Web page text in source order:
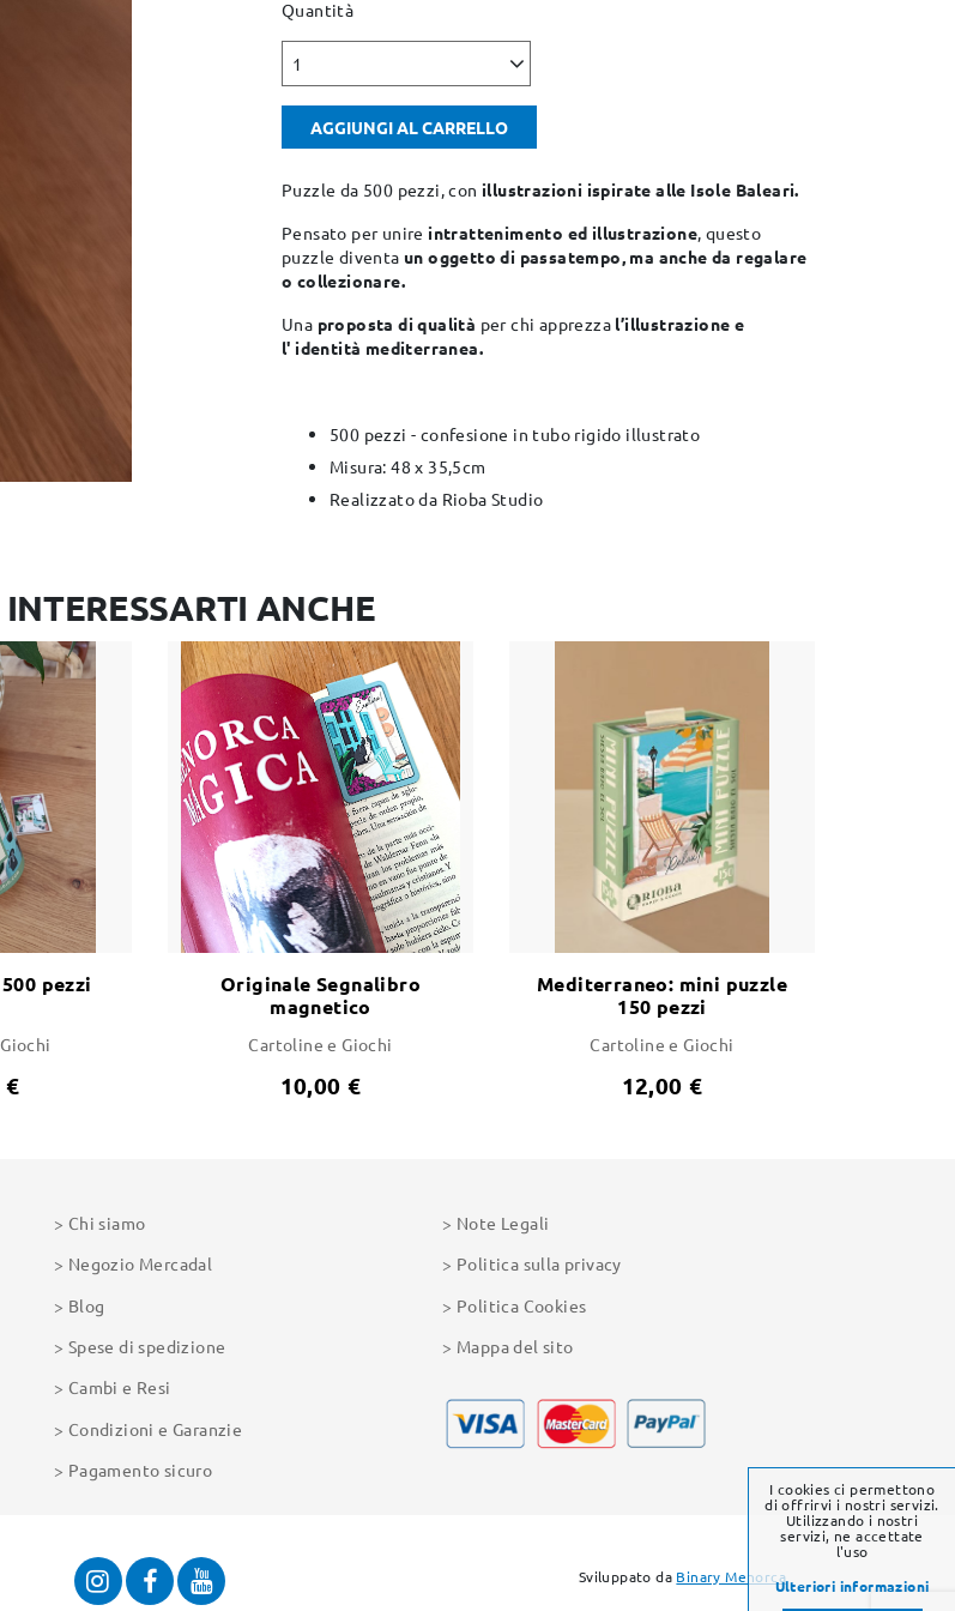
Quantità
1
AGGIUNGI AL CARRELLO
Puzzle da 500 pezzi, con illustrazioni ispirate alle Isole Baleari.
Pensato per unire intrattenimento ed illustrazione, questo
puzzle diventa un oggetto di passatempo, ma anche da regalare
o collezionare.
Una proposta di qualità per chi apprezza l’illustrazione e
l' identità mediterranea.
500 pezzi - confesione in tubo rigido illustrato
Misura: 48 x 35,5cm
Realizzato da Rioba Studio
ANCHE
pezzi
€
Originale Segnalibro
magnetico
Cartoline e Giochi
10,00 €
Mediterraneo: mini puzzle
150 pezzi
Cartoline e Giochi
12,00 €
Chi siamo
Negozio Mercadal
Blog
Spese di spedizione
Cambi e Resi
Condizioni e Garanzie
Pagamento sicuro
Note Legali
Politica sulla privacy
Politica Cookies
Mappa del sito
Sviluppato da Binary Menorca
I cookies ci permettono
di offrirvi i nostri servizi.
Utilizzando i nostri
servizi, ne accettate
l'uso
Ulteriori informazioni